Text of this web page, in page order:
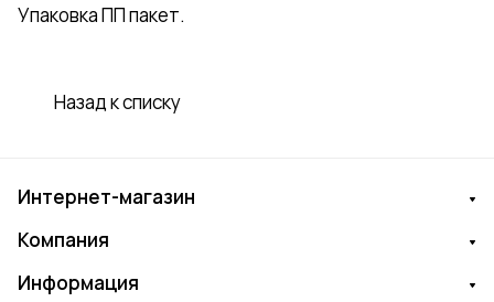
Упаковка ПП пакет.
Назад к списку
Интернет-магазин
Компания
Информация